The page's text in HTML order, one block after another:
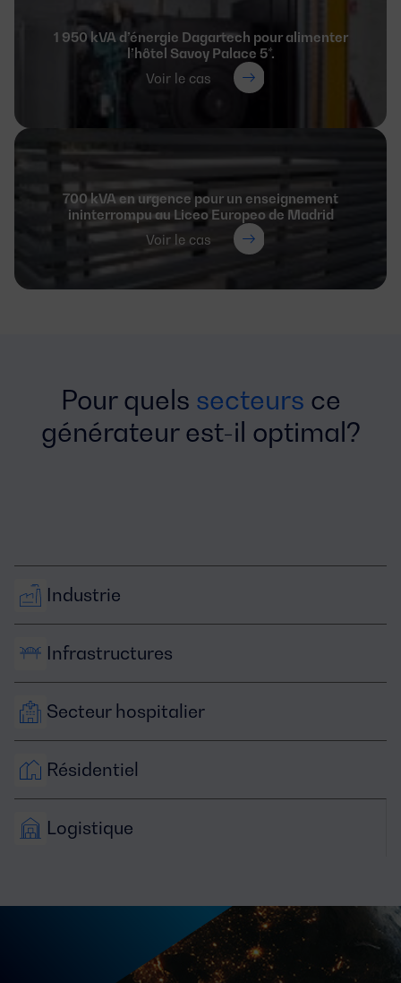
1 950 kVA d’énergie Dagartech pour alimenter
l’hôtel Savoy Palace 5*.
Voir le cas
700 kVA en urgence pour un enseignement
ininterrompu au Liceo Europeo de Madrid
Voir le cas
Pour quels secteurs ce
générateur est-il optimal?
Industrie
Infrastructures
Secteur hospitalier
Résidentiel
Logistique